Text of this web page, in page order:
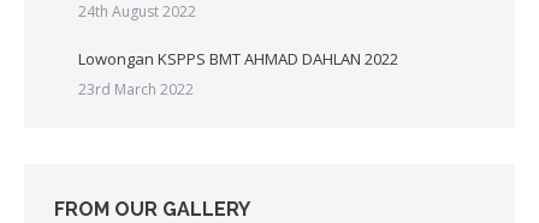
24th August 2022
Lowongan KSPPS BMT AHMAD DAHLAN 2022
23rd March 2022
FROM OUR GALLERY